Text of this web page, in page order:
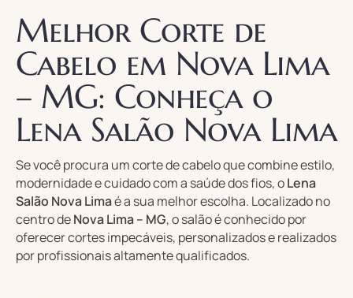
Melhor Corte de
Cabelo em Nova Lima
– MG: Conheça o
Lena Salão Nova Lima
Se você procura um corte de cabelo que combine estilo,
modernidade e cuidado com a saúde dos fios, oLena
Salão Nova Limaé a sua melhor escolha. Localizado no
centro deNova Lima – MG, o salão é conhecido por
oferecer cortes impecáveis, personalizados e realizados
por profissionais altamente qualificados.